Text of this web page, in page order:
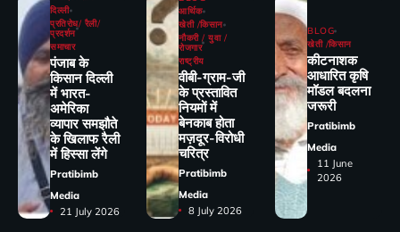
दिल्ली
प्रतिरोध/ रैली/
प्रदर्शन
समाचार
पंजाब के
किसान दिल्ली
में भारत-
अमेरिका
व्यापार समझौते
के खिलाफ रैली
में हिस्सा लेंगे
Pratibimb
Media
21 July 2026
आर्थिक
खेती /किसान
नौकरी / युवा /
रोजगार
राष्ट्रीय
वीबी-ग्राम-जी
के प्रस्तावित
नियमों में
बेनकाब होता
मज़दूर-विरोधी
चरित्र
Pratibimb
Media
8 July 2026
BLOG
खेती /किसान
कीटनाशक
आधारित कृषि
मॉडल बदलना
जरूरी
Pratibimb
Media
11 June
2026